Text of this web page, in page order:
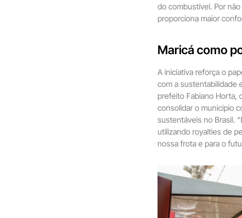
do combustível. Por
proporciona maior
Maricá como
A iniciativa reforça o
com a sustentabilidade
prefeito Fabiano Horta,
consolidar o município
sustentáveis no Brasil.
utilizando royalties de
nossa frota e para o